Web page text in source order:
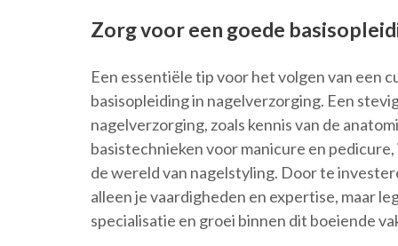
Zorg voor een goede
Een essentiële tip voor het volgen van een
basisopleiding in nagelverzorging. Een
nagelverzorging, zoals kennis van de
basistechnieken voor manicure en
de wereld van nagelstyling. Door te
alleen je vaardigheden en expertise, maar
specialisatie en groei binnen dit boeiende